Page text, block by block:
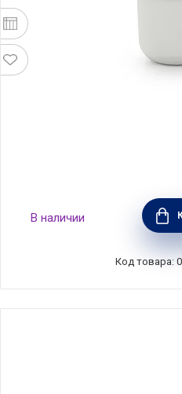
Кружка суповая Make
пластик,
В наличии
Код товара: